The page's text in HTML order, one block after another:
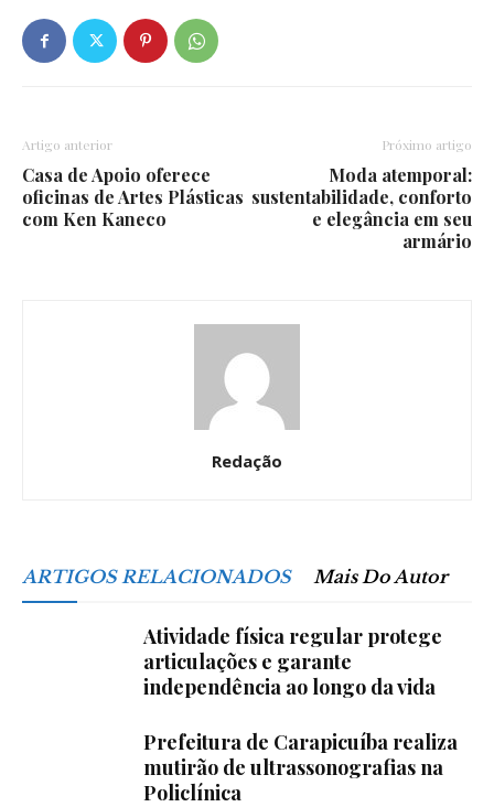
Artigo anterior
Casa de Apoio oferece
oficinas de Artes Plásticas
com Ken Kaneco
Próximo artigo
Moda atemporal:
sustentabilidade, conforto
e elegância em seu
armário
Redação
ARTIGOS RELACIONADOS Mais Do Autor
Atividade física regular protege
articulações e garante
independência ao longo da vida
Prefeitura de Carapicuíba realiza
mutirão de ultrassonografias na
Policlínica